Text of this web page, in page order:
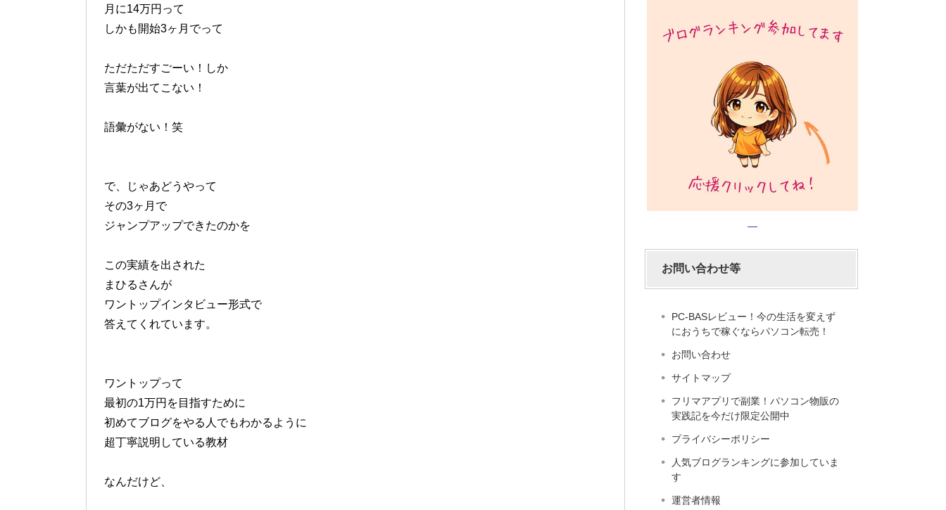
月に14万円って
しかも開始3ヶ月でって
ただただすごーい！しか
言葉が出てこない！
語彙がない！笑
で、じゃあどうやって
その3ヶ月で
ジャンプアップできたのかを
この実績を出された
まひるさんが
ワントップインタビュー形式で
答えてくれています。
ワントップって
最初の1万円を目指すために
初めてブログをやる人でもわかるように
超丁寧説明している教材
なんだけど、
お問い合わせ等
PC-BASレビュー！今の生活を変えず
におうちで稼ぐならパソコン転売！
お問い合わせ
サイトマップ
フリマアプリで副業！パソコン物販の
実践記を今だけ限定公開中
プライバシーポリシー
人気ブログランキングに参加していま
す
運営者情報